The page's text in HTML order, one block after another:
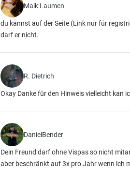
Maik Laumen
du kannst auf der Seite (Link nur für
darf er nicht.
R. Dietrich
Okay Danke für den Hinweis vielleicht kan
DanielBender
Dein Freund darf ohne Vispas so nicht
aber beschränkt auf 3x pro Jahr wenn ich